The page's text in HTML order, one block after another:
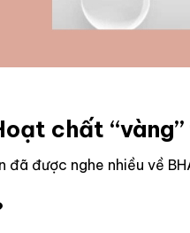
chất
đã được nghe nhiều về